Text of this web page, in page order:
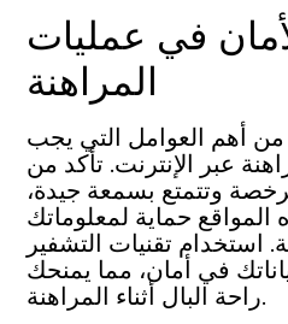
في عمليات
المراهنة
من أهم العوامل التي يجب
عبر الإنترنت. تأكد من
وتتمتع بسمعة جيدة،
حماية لمعلوماتك
استخدام تقنيات التشفير
في أمان، مما يمنحك
راحة البال أثناء المراهنة.